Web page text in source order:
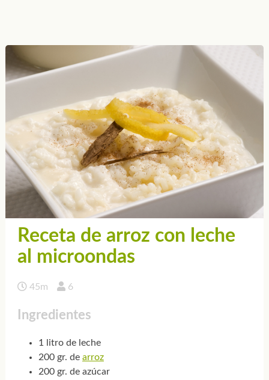
Receta de arroz con leche
al microondas
45m 6
Ingredientes
1 litro de leche
200 gr. de arroz
200 gr. de azúcar